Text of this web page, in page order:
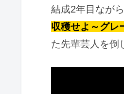
結成2年目なが
収穫せよ～グレ
た先輩芸人を倒